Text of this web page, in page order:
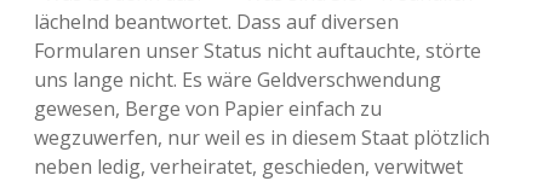
lächelnd beantwortet. Dass auf diversen
Formularen unser Status nicht auftauchte, störte
uns lange nicht. Es wäre Geldverschwendung
gewesen, Berge von Papier einfach zu
wegzuwerfen, nur weil es in diesem Staat plötzlich
neben ledig, verheiratet, geschieden, verwitwet